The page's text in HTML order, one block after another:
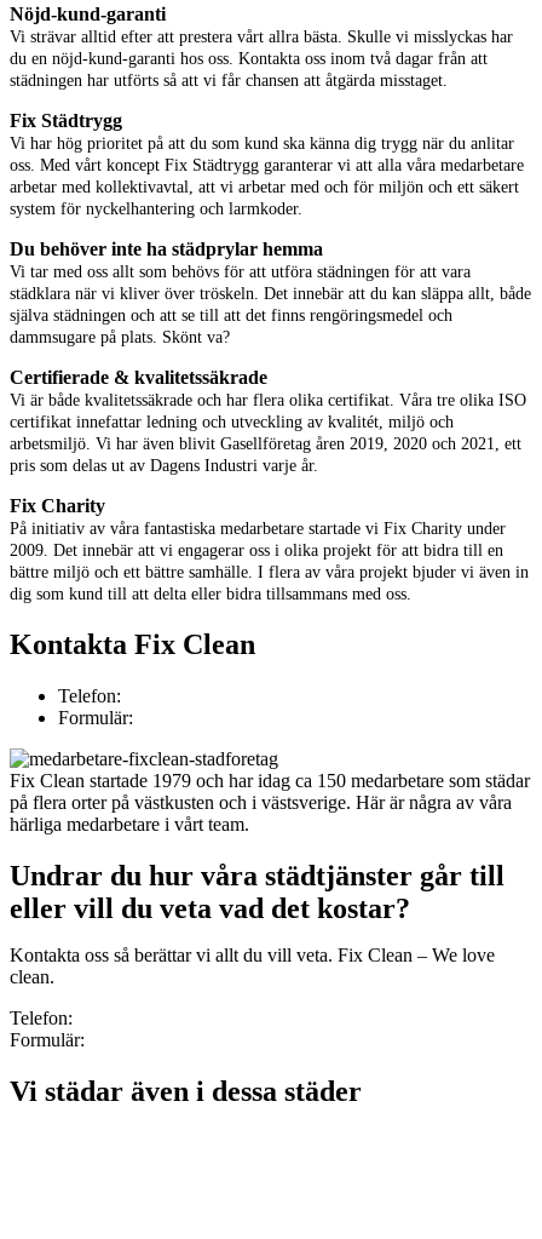
Nöjd-kund-garanti
Vi strävar alltid efter att prestera vårt allra bästa. Skulle vi misslyckas har
du en nöjd-kund-garanti hos oss. Kontakta oss inom två dagar från att
städningen har utförts så att vi får chansen att åtgärda misstaget.
Fix Städtrygg
Vi har hög prioritet på att du som kund ska känna dig trygg när du anlitar
oss. Med vårt koncept Fix Städtrygg garanterar vi att alla våra medarbetare
arbetar med kollektivavtal, att vi arbetar med och för miljön och ett säkert
system för nyckelhantering och larmkoder.
Du behöver inte ha städprylar hemma
Vi tar med oss allt som behövs för att utföra städningen för att vara
städklara när vi kliver över tröskeln. Det innebär att du kan släppa allt, både
själva städningen och att se till att det finns rengöringsmedel och
dammsugare på plats. Skönt va?
Certifierade & kvalitetssäkrade
Vi är både kvalitetssäkrade och har flera olika certifikat. Våra tre olika ISO
certifikat innefattar ledning och utveckling av kvalitét, miljö och
arbetsmiljö. Vi har även blivit Gasellföretag åren 2019, 2020 och 2021, ett
pris som delas ut av Dagens Industri varje år.
Fix Charity
På initiativ av våra fantastiska medarbetare startade vi Fix Charity under
2009. Det innebär att vi engagerar oss i olika projekt för att bidra till en
bättre miljö och ett bättre samhälle. I flera av våra projekt bjuder vi även in
dig som kund till att delta eller bidra tillsammans med oss.
Kontakta Fix Clean
Telefon:
Formulär:
Fix Clean startade 1979 och har idag ca 150 medarbetare som städar
på flera orter på västkusten och i västsverige. Här är några av våra
härliga medarbetare i vårt team.
Undrar du hur våra städtjänster går till
eller vill du veta vad det kostar?
Kontakta oss så berättar vi allt du vill veta. Fix Clean – We love
clean.
Telefon:
Formulär:
Vi städar även i dessa städer